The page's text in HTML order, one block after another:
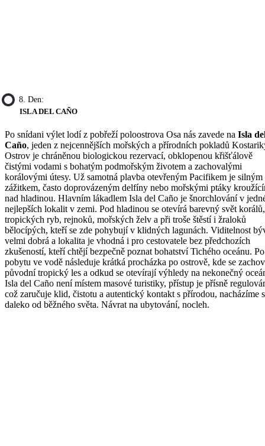
8. Den:
ISLA DEL CAÑO
Po snídani výlet lodí z pobřeží poloostrova Osa nás zavede na Isla
Caño, jeden z nejcennějších mořských a přírodních pokladů
Ostrov je chráněnou biologickou rezervací, obklopenou křišťálově
čistými vodami s bohatým podmořským životem a zachovalými
korálovými útesy. Už samotná plavba otevřeným Pacifikem je silným
zážitkem, často doprovázeným delfíny nebo mořskými ptáky
nad hladinou. Hlavním lákadlem Isla del Caño je šnorchlování v
nejlepších lokalit v zemi. Pod hladinou se otevírá barevný svět korálů,
tropických ryb, rejnoků, mořských želv a při troše štěstí i žraloků
bělocípých, kteří se zde pohybují v klidných lagunách. Viditelnost
velmi dobrá a lokalita je vhodná i pro cestovatele bez předchozích
zkušeností, kteří chtějí bezpečně poznat bohatství Tichého oceánu. Po
pobytu ve vodě následuje krátká procházka po ostrově, kde se
původní tropický les a odkud se otevírají výhledy na nekonečný
Isla del Caño není místem masové turistiky, přístup je přísně
což zaručuje klid, čistotu a autentický kontakt s přírodou, nacházíme
daleko od běžného světa. Návrat na ubytování, nocleh.